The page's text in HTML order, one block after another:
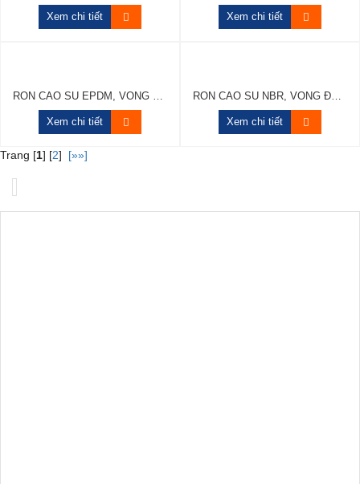
Xem chi tiết Xem chi tiết
RON CAO SU EPDM, VÒNG ĐỆM CAO SU EPDM
Xem chi tiết
RON CAO SU NBR, VÒNG ĐỆM CAO SU NBR
Xem chi tiết
Trang [1] [2] [»»]